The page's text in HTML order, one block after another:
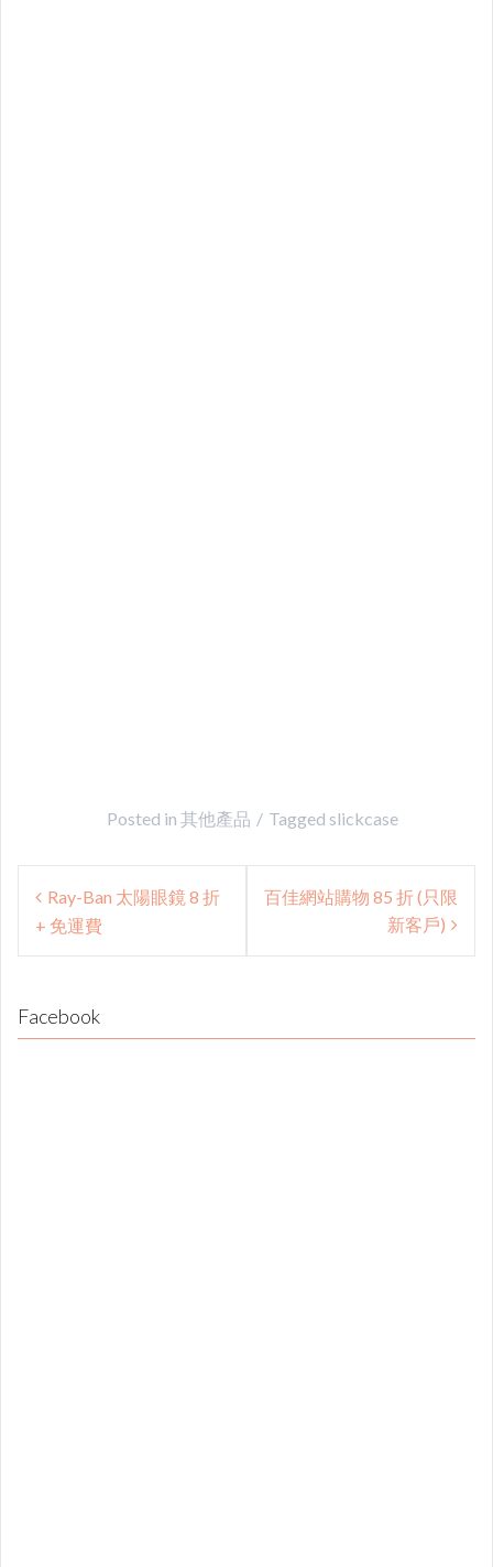
Posted in 其他產品 Tagged slickcase
Post
navigation
Ray-Ban 太陽眼鏡 8 折
+ 免運費
百佳網站購物 85 折 (只限
新客戶)
Facebook